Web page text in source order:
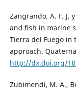
Zangrando, A. F. J.
and fish in marine
Tierra del Fuego in
approach.
http://dx.doi.org/
Zubimendi, M. A.,